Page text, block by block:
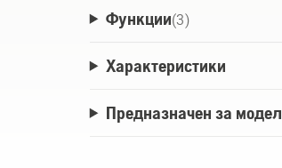
Функции(3)
Характеристики
Предназначен за модел